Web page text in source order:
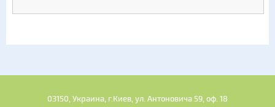
03150, Украина, г.Киев, ул. Антоновича 59, оф. 18